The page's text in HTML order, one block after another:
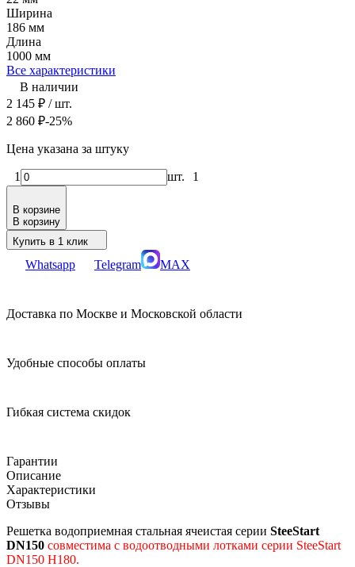
Ширина
186 мм
Длина
1000 мм
Все характеристики
В наличии
2 145 ₽ / шт.
2 860 ₽-25%
Цена указана за штуку
1 шт. 1
В корзине
В корзину
Купить в 1 клик
Whatsapp Telegram MAX
Доставка по Москве и Московской области
Удобные способы оплаты
Гибкая система скидок
Гарантии
Описание
Характеристики
Отзывы
Решетка водоприемная стальная ячеистая серии SteeStart
DN150 совместима с водоотводными лотками серии SteeStart
DN150 Н180.